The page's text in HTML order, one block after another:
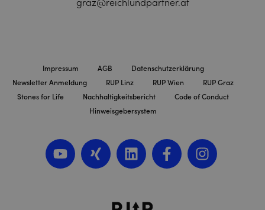
graz@reichlundpartner.at
Impressum AGB
Datenschutzerklärung
Newsletter Anmeldung
RUP Linz RUP Wien
RUP Graz
Stones for Life
Nachhaltigkeitsbericht
Code of Conduct
Hinweisgebersystem